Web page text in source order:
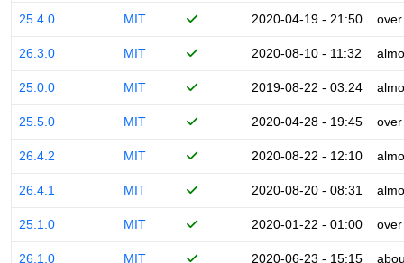
25.4.0 MIT 2020-04-19 - 21:50
26.3.0 MIT 2020-08-10 - 11:32
25.0.0 MIT 2019-08-22 - 03:24
25.5.0 MIT 2020-04-28 - 19:45
26.4.2 MIT 2020-08-22 - 12:10
26.4.1 MIT 2020-08-20 - 08:31
25.1.0 MIT 2020-01-22 - 01:00
26.1.0 MIT 2020-06-23 - 15:15